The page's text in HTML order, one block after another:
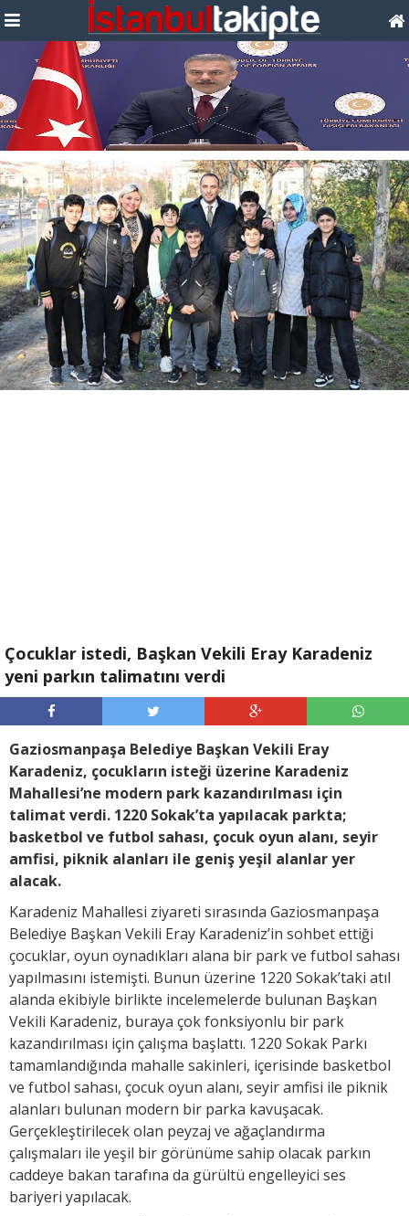
Çocuklar istedi, Başkan Vekili Eray Karadeniz
yeni parkın talimatını verdi
Gaziosmanpaşa Belediye Başkan Vekili Eray
Karadeniz, çocukların isteği üzerine Karadeniz
Mahallesi’ne modern park kazandırılması için
talimat verdi. 1220 Sokak’ta yapılacak parkta;
basketbol ve futbol sahası, çocuk oyun alanı, seyir
amfisi, piknik alanları ile geniş yeşil alanlar yer
alacak.
Karadeniz Mahallesi ziyareti sırasında Gaziosmanpaşa
Belediye Başkan Vekili Eray Karadeniz’in sohbet ettiği
çocuklar, oyun oynadıkları alana bir park ve futbol sahası
yapılmasını istemişti. Bunun üzerine 1220 Sokak’taki atıl
alanda ekibiyle birlikte incelemelerde bulunan Başkan
Vekili Karadeniz, buraya çok fonksiyonlu bir park
kazandırılması için çalışma başlattı. 1220 Sokak Parkı
tamamlandığında mahalle sakinleri, içerisinde basketbol
ve futbol sahası, çocuk oyun alanı, seyir amfisi ile piknik
alanları bulunan modern bir parka kavuşacak.
Gerçekleştirilecek olan peyzaj ve ağaçlandırma
çalışmaları ile yeşil bir görünüme sahip olacak parkın
caddeye bakan tarafına da gürültü engelleyici ses
bariyeri yapılacak.